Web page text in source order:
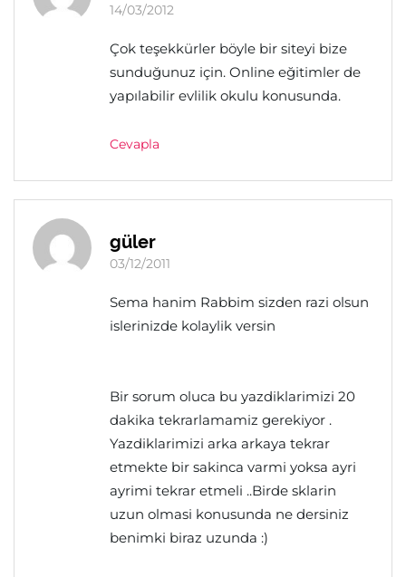
14/03/2012
Çok teşekkürler böyle bir siteyi bize
sunduğunuz için. Online eğitimler de
yapılabilir evlilik okulu konusunda.
Cevapla
güler
03/12/2011
Sema hanim Rabbim sizden razi olsun
islerinizde kolaylik versin
Bir sorum oluca bu yazdiklarimizi 20
dakika tekrarlamamiz gerekiyor .
Yazdiklarimizi arka arkaya tekrar
etmekte bir sakinca varmi yoksa ayri
ayrimi tekrar etmeli ..Birde sklarin
uzun olmasi konusunda ne dersiniz
benimki biraz uzunda :)